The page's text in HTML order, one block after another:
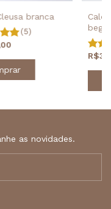
branca
(5)
bege
as novidades.